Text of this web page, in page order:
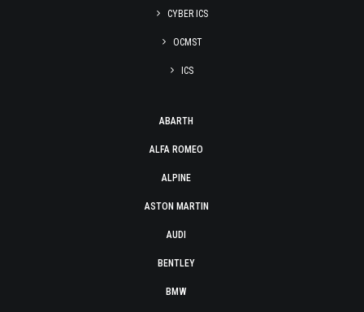
CYBER ICS
OCMST
ICS
ABARTH
ALFA ROMEO
ALPINE
ASTON MARTIN
AUDI
BENTLEY
BMW